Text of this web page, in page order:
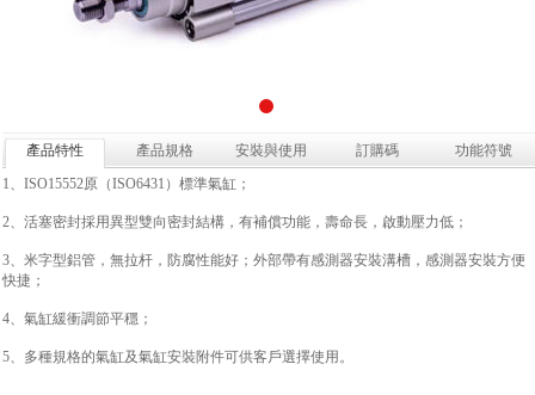
產品特性 產品規格 安裝與使用 訂購碼
功能符號
1、ISO15552原（ISO6431）標準氣缸；
2、活塞密封採用異型雙向密封結構，有補償功能，壽命長，啟動壓力低；
3、米字型鋁管，無拉杆，防腐性能好；外部帶有感測器安裝溝槽，感測器安裝方便
快捷；
4、氣缸緩衝調節平穩；
5、多種規格的氣缸及氣缸安裝附件可供客戶選擇使用。